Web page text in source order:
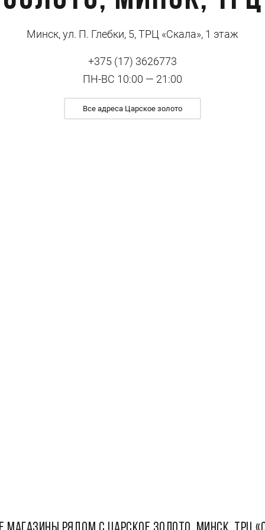
Минск, ул. П. Глебки, 5, ТРЦ «Скала», 1 этаж
+375 (17) 3626773
ПН-ВС 10:00 — 21:00
Все адреса Царское золото